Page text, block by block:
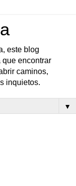
este blog
que encontrar
caminos,
inquietos.
▼